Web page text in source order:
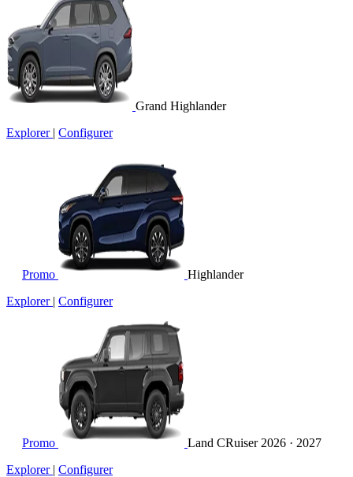
Grand Highlander
Explorer | Configurer
Promo
Highlander
Explorer | Configurer
Promo Land CRuiser 2026 · 2027
Explorer | Configurer